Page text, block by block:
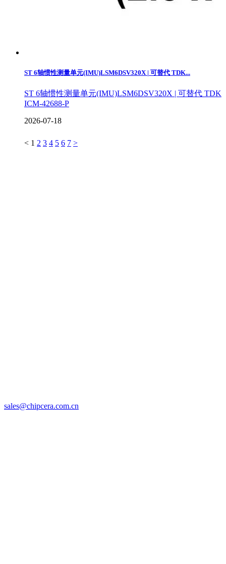
ST 6轴惯性测量单元(IMU)LSM6DSV320X | 可替代 TDK...
ST 6轴惯性测量单元(IMU)LSM6DSV320X | 可替代 TDK
ICM-42688-P
2026-07-18
< 1 2 3 4 5 6 7 >
sales@chipcera.com.cn